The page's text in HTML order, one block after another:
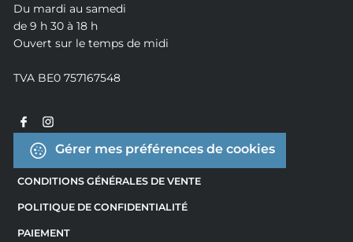
Du mardi au samedi
de 9 h 30 à 18 h
Ouvert sur le temps de midi
TVA BE0 757167548
Gérer mes préférences de cookies
CONDITIONS GÉNÉRALES DE VENTE
POLITIQUE DE CONFIDENTIALITÉ
PAIEMENT